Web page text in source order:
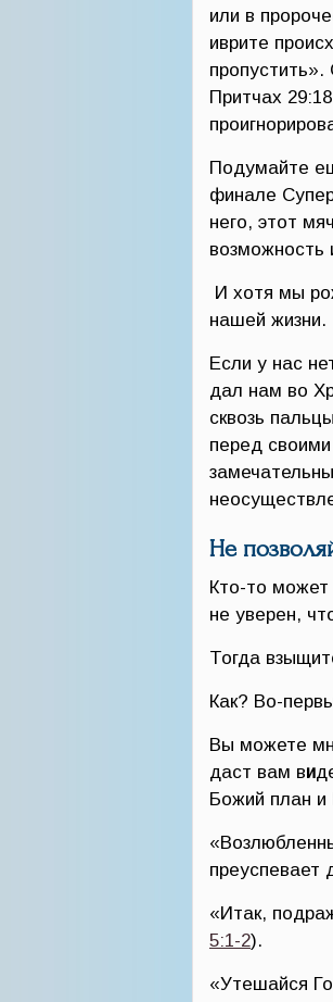
или в
иврите
Притчах
Подумайте
финале
него, этот
возможность
И хотя мы
нашей жизни.
Если у нас
дал нам во
сквозь
перед
Не
Кто-то может
не уверен,
Тогда
Как? Во-
Вы можете
даст вам ви
Божий план и
преуспевает
«Итак,
5:1-2).
«Утешайся